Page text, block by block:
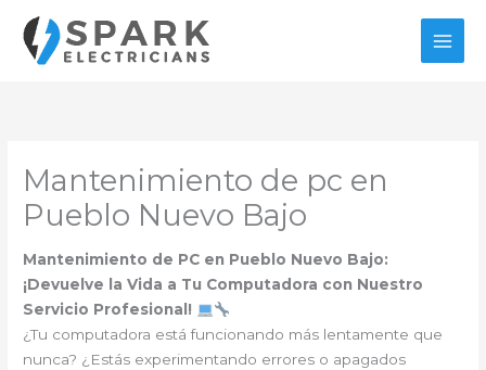
contenido
Mantenimiento de pc en
Pueblo Nuevo Bajo
Mantenimiento de PC en Pueblo Nuevo Bajo:
¡Devuelve la Vida a Tu Computadora con Nuestro
Servicio Profesional!
¿Tu computadora está funcionando más lentamente que
nunca? ¿Estás experimentando errores o apagados